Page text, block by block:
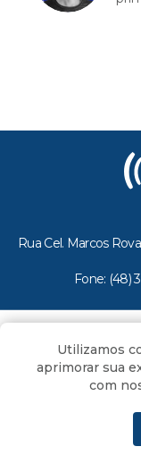
Rua Cel. Marcos
Fone: (48)
Todos os
Utilizamos
aprimorar sua
com